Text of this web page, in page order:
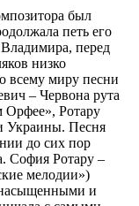
был
петь его
перед
низко
всему миру песни
– Червона рута
Орфее», Ротару
Украины. Песня
до сих пор
София Ротару –
мелодии»)
и